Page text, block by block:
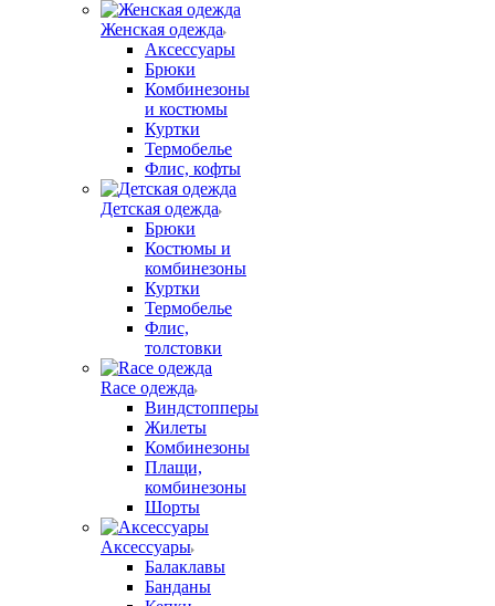
Женская одежда
Аксессуары
Брюки
Комбинезоны
и костюмы
Куртки
Термобелье
Флис, кофты
Детская одежда
Брюки
Костюмы и
комбинезоны
Куртки
Термобелье
Флис,
толстовки
Race одежда
Виндстопперы
Жилеты
Комбинезоны
Плащи,
комбинезоны
Шорты
Аксессуары
Балаклавы
Банданы